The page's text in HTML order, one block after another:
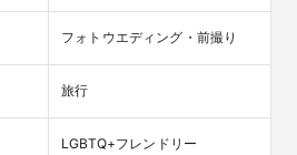
フォトウエディング・前撮り
旅行
LGBTQ+フレンドリー